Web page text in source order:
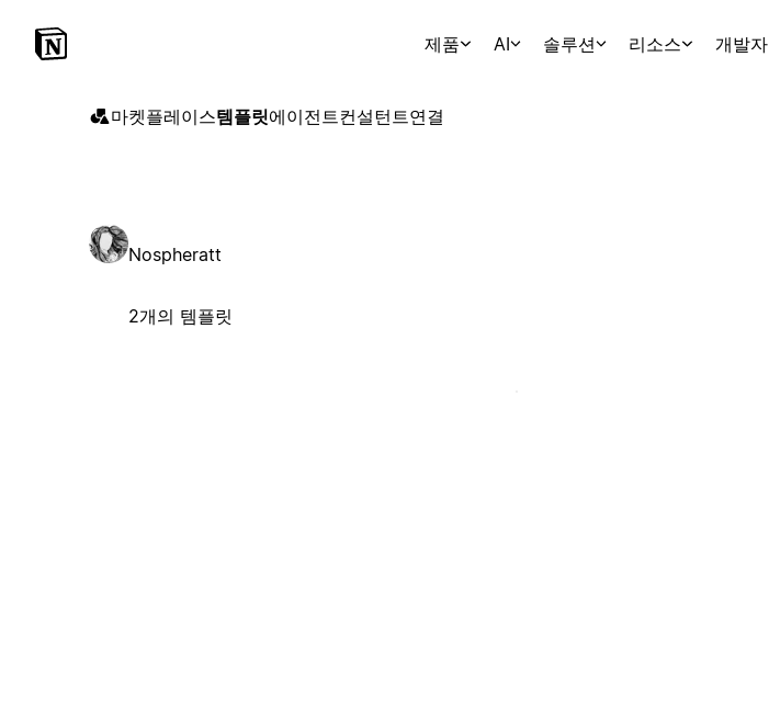
제품 AI 솔루션 리소스 개발자
마켓플레이스템플릿에이전트컨설턴트연결
Nospheratt
2개의 템플릿